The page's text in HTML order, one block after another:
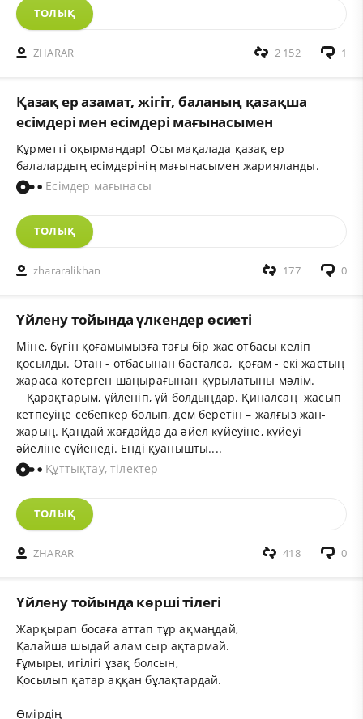
ТОЛЫҚ
ZHARAR 1
2 152
Қазақ ер азамат, жігіт, баланың қазақша
есімдері мен есімдері мағынасымен
Құрметті оқырмандар! Осы мақалада қазақ ер
балалардың есімдерінің мағынасымен жарияланды.
Есімдер мағынасы
ТОЛЫҚ
zhararalikhan 0
177
Үйлену тойында үлкендер өсиеті
Міне, бүгін қоғамымызға тағы бір жас отбасы келіп
қосылды. Отан - отбасынан басталса, қоғам - екі жастың
жараса көтерген шаңырағынан құрылатыны мәлім.
Қарақтарым, үйленіп, үй болдыңдар. Қиналсаң жасып
кетпеуіңе себепкер болып, дем беретін – жалғыз жан-
жарың. Қандай жағдайда да әйел күйеуіне, күйеуі
әйеліне сүйенеді. Енді қуанышты....
Құттықтау, тілектер
ТОЛЫҚ
ZHARAR 0
418
Үйлену тойында көрші тілегі
Жарқырап босаға аттап тұр ақмаңдай,
Қалайша шыдай алам сыр ақтармай.
Ғұмыры, игілігі ұзақ болсын,
Қосылып қатар аққан бұлақтардай.
Өмірдің